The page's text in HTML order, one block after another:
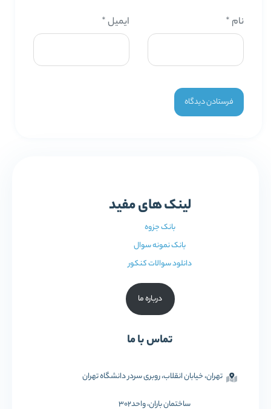
نام * ایمیل*
لینک های مفید
بانک جزوه
بانک نمونه سوال
دانلود سوالات کنکور
درباره ما
تماس با ما
تهران، خیابان انقلاب، روبری سردر دانشگاه تهران
ساختمان باران، واحد302